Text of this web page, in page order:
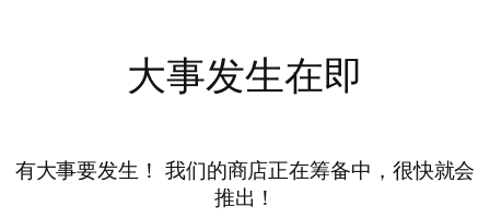
大事发生在即
有大事要发生！ 我们的商店正在筹备中，很快就会
推出！